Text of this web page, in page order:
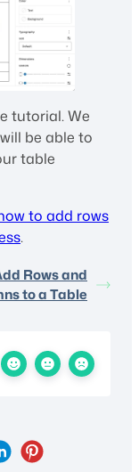
tutorial. We
be able to
table
to add rows
.
Rows and
to a Table